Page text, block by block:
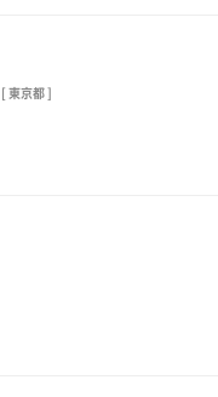
どは全く無く、扇ぎは
て凄くゆったりと癒さ
りがとうございまし
います。
ィンランドサウナエリ
えないように養生して
のような形で熱が回り
ュ&熱風。
風呂が28度なのは残
は、誰でも利用しやす
[ 東京都 ]